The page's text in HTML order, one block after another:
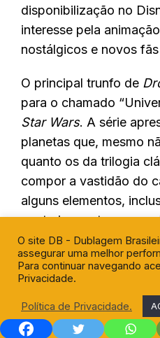
disponibilização no
interesse pela
nostálgicos e novos
O principal trunfo de
para o chamado
Star Wars. A série
planetas que, mesmo
quanto os da trilogia
compor a vastidão do
alguns elementos,
posteriormente em
séries comoThe Clone
A dublagem brasileira,
como um legado
da Herbert Richers com
consagrados fez da
O site DB - Dublagem
assegurar uma melhor
Para continuar navegando
Privacidade.
Política de Privacidade.